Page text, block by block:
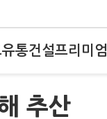
유통건설프리미엄
추산